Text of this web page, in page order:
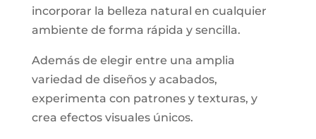
incorporar la belleza natural en cualquier
ambiente de forma rápida y sencilla.
Además de elegir entre una amplia
variedad de diseños y acabados,
experimenta con patrones y texturas, y
crea efectos visuales únicos.